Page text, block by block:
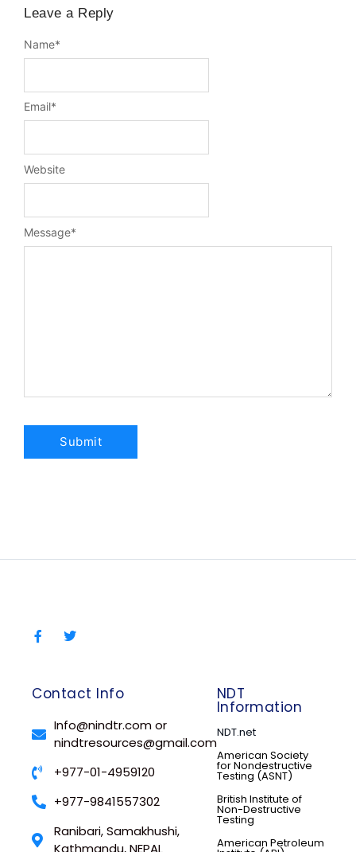
Leave a Reply
Message*
Name*
Email*
Website
Contact Info
Info@nindtr.com or
nindtresources@gmail.com
+977-01-4959120
+977-9841557302
Ranibari, Samakhushi,
Kathmandu, NEPAL
NDT
Information
NDT.net
American Society
for Nondestructive
Testing (ASNT)
British Institute of
Non-Destructive
Testing
American Petroleum